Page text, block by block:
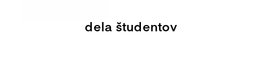
dela študentov